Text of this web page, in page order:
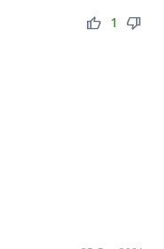
thumb_up thumb_down
1